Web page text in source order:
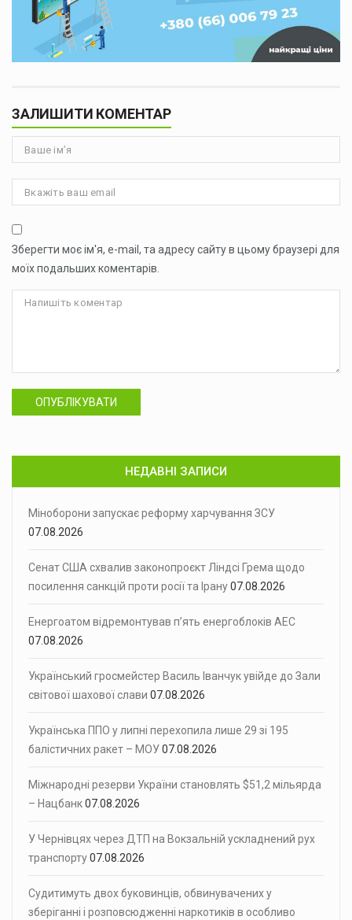
ЗАЛИШИТИ КОМЕНТАР
Зберегти моє ім'я, e-mail, та адресу сайту в цьому браузері для
моїх подальших коментарів.
ОПУБЛІКУВАТИ
НЕДАВНІ ЗАПИСИ
Міноборони запускає реформу харчування ЗСУ
07.08.2026
Сенат США схвалив законопроєкт Ліндсі Грема щодо
посилення санкцій проти росії та Ірану07.08.2026
Енергоатом відремонтував п’ять енергоблоків АЕС
07.08.2026
Український гросмейстер Василь Іванчук увійде до Зали
світової шахової слави 07.08.2026
Українська ППО у липні перехопила лише 29 зі 195
балістичних ракет – МОУ07.08.2026
Міжнародні резерви України становлять $51,2 мільярда
– Нацбанк07.08.2026
У Чернівцях через ДТП на Вокзальній ускладнений рух
транспорту07.08.2026
Судитимуть двох буковинців, обвинувачених у
зберіганні і розповсюдженні наркотиків в особливо